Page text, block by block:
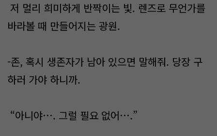
저 멀리 희미하게 반짝이는 빛. 렌즈로 무언가를
바라볼 때 만들어지는 광원.
-존, 혹시 생존자가 남아 있으면 말해줘. 당장 구
하러 가야 하니까.
“아니야…. 그럴 필요 없어….”